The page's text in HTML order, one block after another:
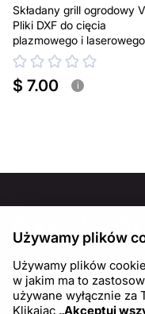
Składany grill ogrodowy
Pliki DXF do cięcia
plazmowego i
Przenośny grill BBQ
$ 7.00 i
Używamy plików
Używamy plików
w jakim ma to
używane wyłącznie za
Klikając „Akceptuj